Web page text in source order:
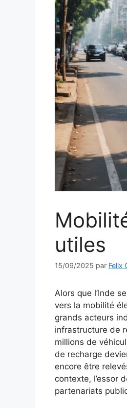
utiles
15/09/2025 par Felix
Alors que l’Inde
vers la mobilité
grands acteurs
infrastructure de
millions de
de recharge
encore être
contexte, l’essor
partenariats